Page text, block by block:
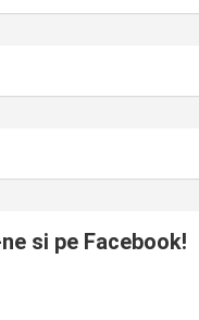
si pe Facebook!